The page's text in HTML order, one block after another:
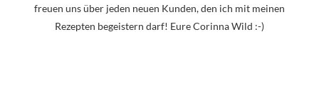
freuen uns über jeden neuen Kunden, den ich mit meinen
Rezepten begeistern darf! Eure Corinna Wild :-)